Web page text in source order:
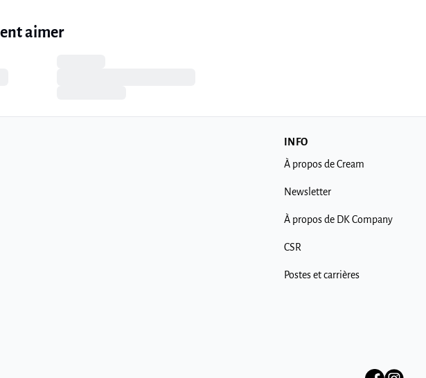
aimer
INFO
À propos de Cream
Newsletter
À propos de DK Company
CSR
Postes et carrières